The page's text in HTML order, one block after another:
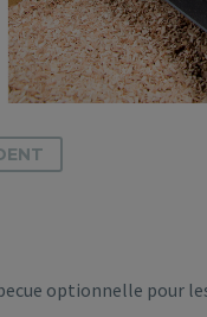
optionnelle pour